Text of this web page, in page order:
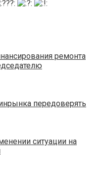
ремонта
передоверять
ситуации на